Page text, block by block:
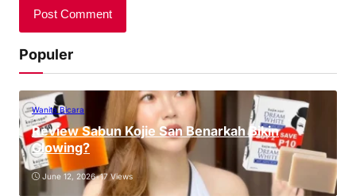
Populer
Wanita Bicara
Review Sabun Kojie San Benarkah Bikin
Glowing?
June 12, 2026•17 Views